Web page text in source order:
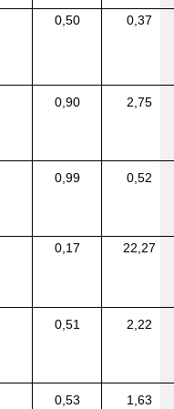
0,50 0,37
0,90 2,75
0,99 0,52
0,17 22,27
0,51 2,22
0,53 1,63